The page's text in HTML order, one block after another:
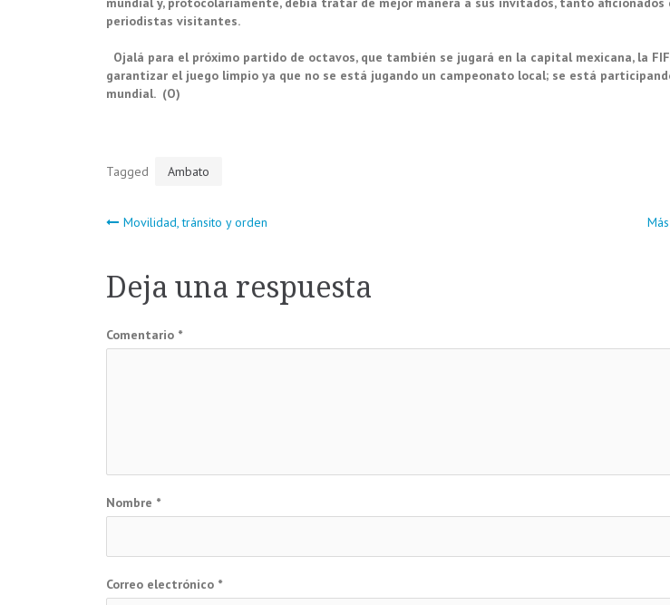
periodistas visitantes.
Ojalá para el próximo partido de octavos, que también se jugará en la capital mexicana, la
garantizar el juego limpio ya que no se está jugando un campeonato local; se está
mundial. (O)
Tagged Ambato
Navegación
de
entradas
Movilidad, tránsito y orden
Deja una respuesta
Comentario *
Nombre *
Correo electrónico *